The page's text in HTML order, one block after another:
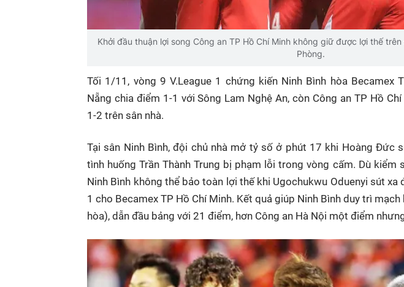
Khởi đầu thuận lợi song Công an TP Hồ Chí Minh không giữ được lợi thế
Phòng.
Tối 1/11, vòng 9 V.League 1 chứng kiến Ninh Bình hòa Becamex
Nẵng chia điểm 1-1 với Sông Lam Nghệ An, còn Công an TP Hồ
1-2 trên sân nhà.
Tại sân Ninh Bình, đội chủ nhà mở tỷ số ở phút 17 khi Hoàng Đức
tình huống Trần Thành Trung bị phạm lỗi trong vòng cấm. Dù
Ninh Bình không thể bảo toàn lợi thế khi Ugochukwu Oduenyi sút
1 cho Becamex TP Hồ Chí Minh. Kết quả giúp Ninh Bình duy trì
hòa), dẫn đầu bảng với 21 điểm, hơn Công an Hà Nội một điểm